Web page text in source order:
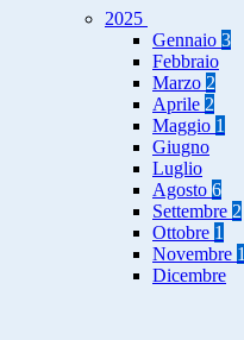
2025
Gennaio 3
Febbraio
Marzo 2
Aprile 2
Maggio 1
Giugno
Luglio
Agosto 6
Settembre 2
Ottobre 1
Novembre 1
Dicembre